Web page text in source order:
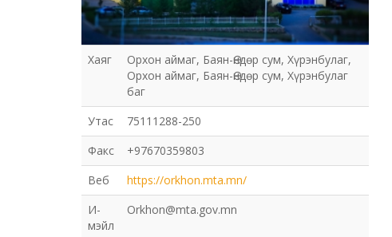
Хаяг
Орхон аймаг, Баян-Өндөр сум, Хүрэнбулаг,
Орхон аймаг, Баян-Өндөр сум, Хүрэнбулаг
баг
Утас
75111288-250
Факс
+97670359803
Веб
https://orkhon.mta.mn/
И-
мэйл
Orkhon@mta.gov.mn